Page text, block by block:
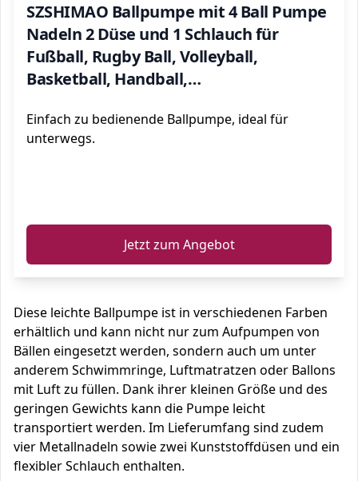
SZSHIMAO Ballpumpe mit 4 Ball Pumpe
Nadeln 2 Düse und 1 Schlauch für
Fußball, Rugby Ball, Volleyball,
Basketball, Handball,
Aufblasbare Bälle (Rot)
Einfach zu bedienende Ballpumpe, ideal für
unterwegs.
Jetzt zum Angebot
Diese leichte Ballpumpe ist in verschiedenen Farben
erhältlich und kann nicht nur zum Aufpumpen von
Bällen eingesetzt werden, sondern auch um unter
anderem Schwimmringe, Luftmatratzen oder Ballons
mit Luft zu füllen. Dank ihrer kleinen Größe und des
geringen Gewichts kann die Pumpe leicht
transportiert werden. Im Lieferumfang sind zudem
vier Metallnadeln sowie zwei Kunststoffdüsen und ein
flexibler Schlauch enthalten.